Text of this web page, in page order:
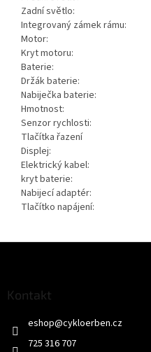
Zadní světlo:
Integrovaný zámek rámu:
Motor:
Kryt motoru:
Baterie:
Držák baterie:
Nabiječka baterie:
Hmotnost:
Senzor rychlosti:
Tlačítka řazení
Displej:
Elektrický kabel:
kryt baterie:
Nabijecí adaptér:
Tlačítko napájení:
Kontakt
eshop@cykloerben.cz
725 316 707